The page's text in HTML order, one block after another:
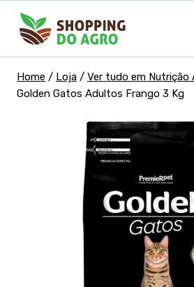
para
Home / Loja / Ver tudo em Nutrição
Golden Gatos Adultos Frango 3 Kg